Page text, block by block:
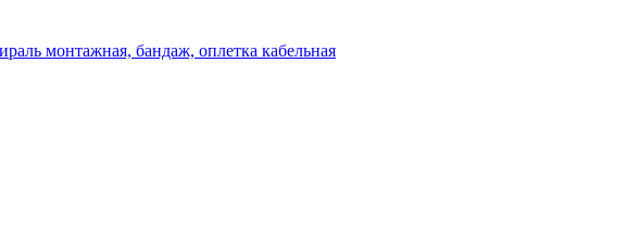
монтажная, бандаж, оплетка кабельная